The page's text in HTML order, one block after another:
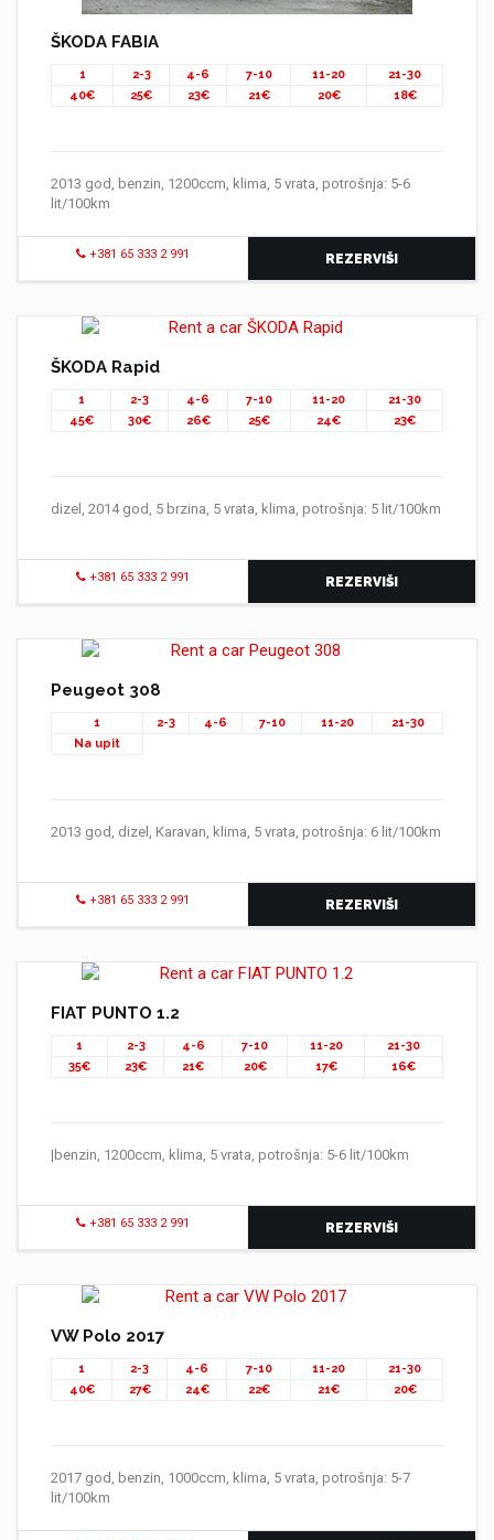
ŠKODA FABIA
1 2-3 4-6 7-10 11-20
21-30
40€
25€ 23€ 21€ 20€ 18€
2013 god, benzin, 1200ccm, klima, 5 vrata, potrošnja: 5-6
lit/100km
+381 65 333 2 991 REZERVIŠI
ŠKODA Rapid
1 2-3 4-6 7-10 11-20
21-30
45€
30€ 26€ 25€ 24€ 23€
dizel, 2014 god, 5 brzina, 5 vrata, klima, potrošnja: 5 lit/100km
+381 65 333 2 991 REZERVIŠI
Peugeot 308
1 2-3 4-6 7-10 11-20
21-30
Na upit
2013 god, dizel, Karavan, klima, 5 vrata, potrošnja: 6 lit/100km
+381 65 333 2 991 REZERVIŠI
FIAT PUNTO 1.2
1 2-3 4-6 7-10 11-20
21-30
35€
23€ 21€ 20€ 17€ 16€
|benzin, 1200ccm, klima, 5 vrata, potrošnja: 5-6 lit/100km
+381 65 333 2 991 REZERVIŠI
VW Polo 2017
1 2-3 4-6 7-10 11-20
21-30
40€
27€ 24€ 22€ 21€ 20€
2017 god, benzin, 1000ccm, klima, 5 vrata, potrošnja: 5-7
lit/100km